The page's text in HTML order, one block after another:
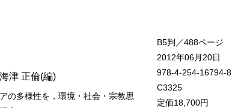
海津 正倫(編)
の多様性を，環境・社会・宗教思
B5判／488ページ
2012年06月20日
978-4-254-16794-8
C3325
定価18,700円